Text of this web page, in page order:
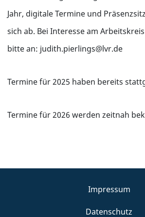
Jahr, digitale Termine und
sich ab. Bei Interesse am
bitte an: judith.pierlings@lvr.de
Termine für 2025 haben bereits
Termine für 2026 werden zeitnah
Impressum
Datenschutz